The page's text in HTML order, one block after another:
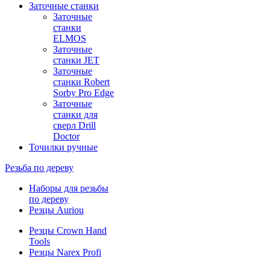
Заточные станки
Заточные
станки
ELMOS
Заточные
станки JET
Заточные
станки Robert
Sorby Pro Edge
Заточные
станки для
сверл Drill
Doctor
Точилки ручные
Резьба по дереву
Наборы для резьбы
по дереву
Резцы Auriou
Резцы Crown Hand
Tools
Резцы Narex Profi